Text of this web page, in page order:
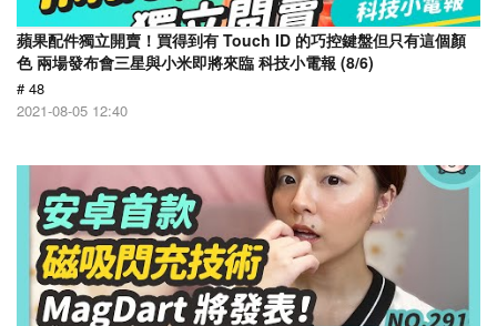
蘋果配件獨立開賣！買得到有 Touch ID 的巧控鍵盤但只有這個顏
色 兩場發布會三星與小米即將來臨 科技小電報 (8/6)
# 48
2021-08-05 12:40